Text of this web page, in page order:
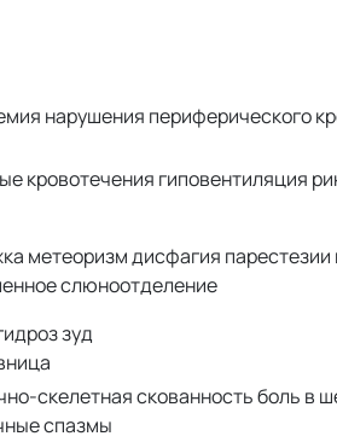
нарушения периферического
кровотечения гиповентиляция
метеоризм дисфагия парестезии
слюноотделение
зуд
скелетная скованность боль в
спазмы